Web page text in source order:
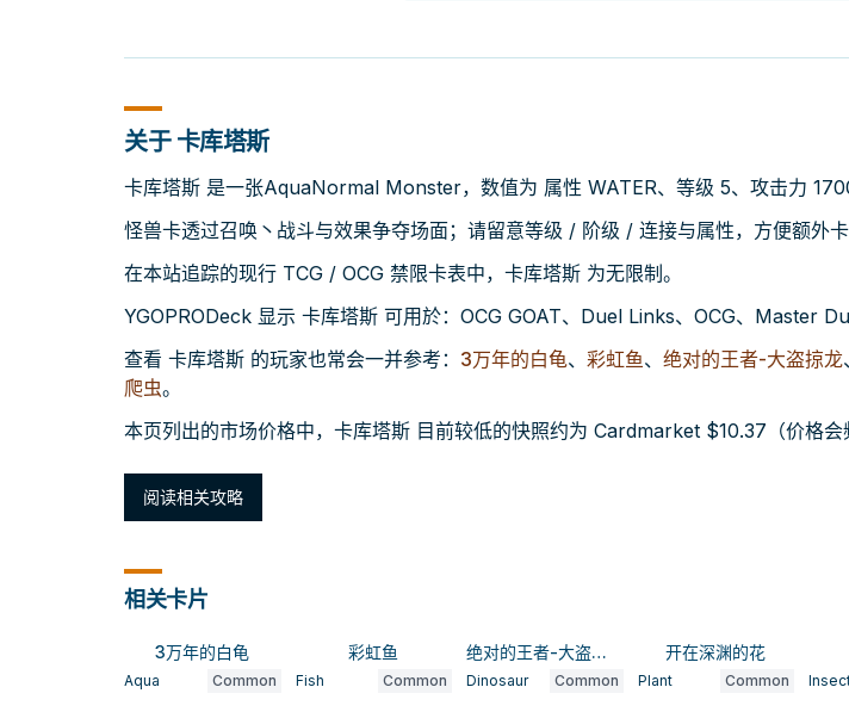
关于 卡库塔斯
卡库塔斯 是一张AquaNormal Monster，数值为 属性 WATER、等级 5、攻击力
怪兽卡透过召唤丶战斗与效果争夺场面；请留意等级 / 阶级 / 连接与属性，方便额外卡
在本站追踪的现行 TCG / OCG 禁限卡表中，卡库塔斯 为无限制。
YGOPRODeck 显示 卡库塔斯 可用於：OCG GOAT、Duel Links、OCG、Master
查看 卡库塔斯 的玩家也常会一并参考： 3万年的白龟、 彩虹鱼、 绝对的王者-大盗掠龙、
爬虫。
本页列出的市场价格中，卡库塔斯 目前较低的快照约为 Cardmarket $10.37（价格会
阅读相关攻略
相关卡片
3万年的白龟
Aqua Common
彩虹鱼
Fish Common
绝对的王者-大盗掠龙
Dinosaur Common
开在深渊的花
Plant Common